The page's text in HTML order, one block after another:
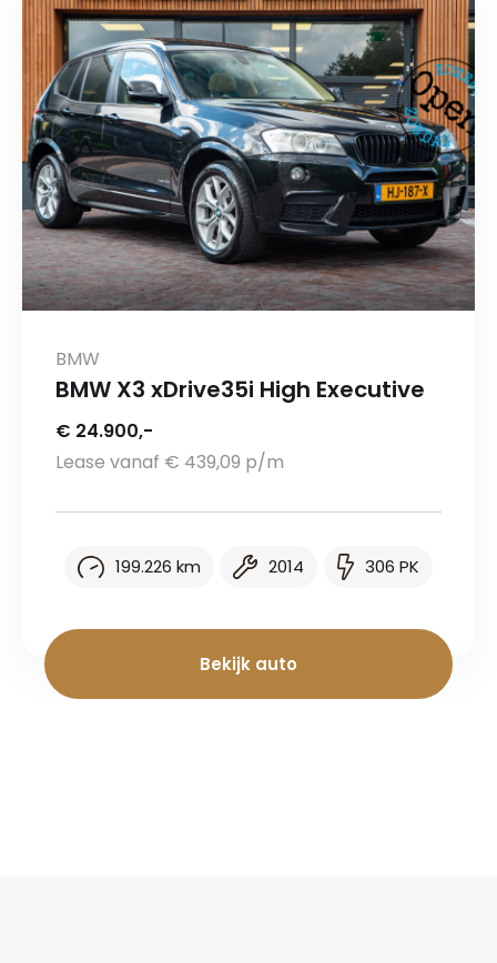
BMW
BMW X3 xDrive35i High Executive
€ 24.900,-
Lease vanaf € 439,09 p/m
199.226 km 2014 306 PK
Bekijk auto